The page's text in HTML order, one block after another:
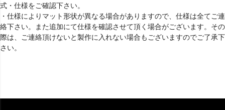
式・仕様をご確認下さい。
・仕様によりマット形状が異なる場合がありますので、仕様は全てご連
絡下さい。また追加にて仕様を確認させて頂く場合がございます。その
際は、ご連絡頂けないと製作に入れない場合もございますのでご了承下
さい。